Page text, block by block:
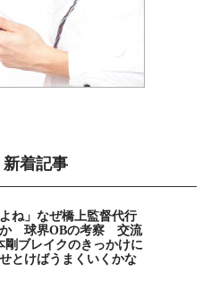
新着記事
ね」なぜ橋上監督代行
か 球界OBの考察 交流
ブレイクのきっかけに
とけばうまくいくかな